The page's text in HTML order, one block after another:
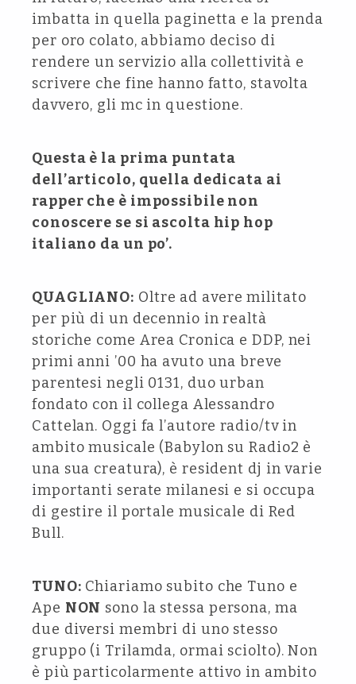
imbatta in quella paginetta e la prenda
per oro colato, abbiamo deciso di
rendere un servizio alla collettività e
scrivere che fine hanno fatto, stavolta
davvero, gli mc in questione.
Questa è la prima puntata
dell’articolo, quella dedicata ai
rapper che è impossibile non
conoscere se si ascolta hip hop
italiano da un po’.
QUAGLIANO: Oltre ad avere militato
per più di un decennio in realtà
storiche come Area Cronica e DDP, nei
primi anni ’00 ha avuto una breve
parentesi negli 0131, duo urban
fondato con il collega Alessandro
Cattelan. Oggi fa l’autore radio/tv in
ambito musicale (Babylon su Radio2 è
una sua creatura), è resident dj in varie
importanti serate milanesi e si occupa
di gestire il portale musicale di Red
Bull.
TUNO: Chiariamo subito che Tuno e
Ape NON sono la stessa persona, ma
due diversi membri di uno stesso
gruppo (i Trilamda, ormai sciolto). Non
è più particolarmente attivo in ambito